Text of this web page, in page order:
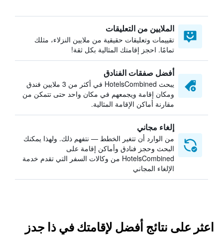
الملايين من التعليقات
تقييمات وتعليقات حقيقية من ملايين النزلاء، مثلك
تمامًا. احجز إقامتك المثالية بكل ثقة!
أفضل صفقات الفنادق
يبحث HotelsCombined في أكثر من 3 ملايين فندق
ومكان إقامة ويجمعهم في مكان واحد حتى تتمكن من
مقارنة أماكن الإقامة المثالية.
إلغاء مجاني
من الوارد أن تتغير الخطط — نتفهم ذلك. ولهذا يمكنك
البحث وحجز فنادق وأماكن إقامة على
HotelsCombined من وكالات السفر التي تقدم خدمة
الإلغاء المجاني
اعثر على نتائج أفضل لإقامتك في ذا جدز